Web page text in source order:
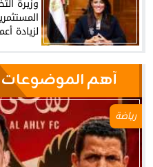
وزيرة
لزيادة
آهم الموضوعات
رياضة